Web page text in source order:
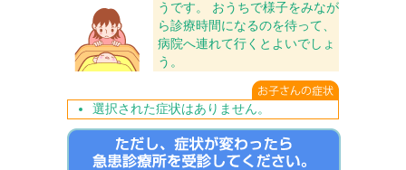
うです。 おうちで様子をみなが
ら診療時間になるのを待って、
病院へ連れて行くとよいでしょ
う。
選択された症状はありません。